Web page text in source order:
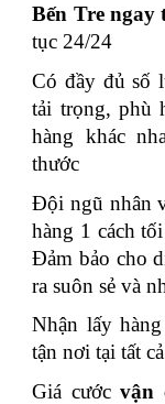
Bến Tre ngay
tục 24/24
Có đầy đủ số
tải trọng, phù
hàng khác
thước
Đội ngũ nhân
hàng 1 cách
Đảm bảo cho
ra suôn sẻ và
Nhận lấy
tận nơi tại tất
Giá cướcvận